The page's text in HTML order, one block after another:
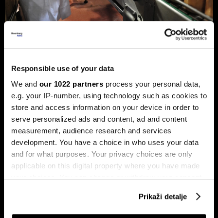
Responsible use of your data
We and our 1022 partners process your personal data,
e.g. your IP-number, using technology such as cookies to
store and access information on your device in order to
serve personalized ads and content, ad and content
measurement, audience research and services
development. You have a choice in who uses your data
and for what purposes. Your privacy choices are only
applicable on this digital property where you have made
your choices. You can change or withdraw your consent
Prikaži detalje
Privreda FBiH povećala dobit za 12,3
dvostruko brže
Analiza je predstavljena na zajedničkom sastanku FIA-e i
Udruženja poslodavaca Federacije BiH, gdje je istaknuto da
privatni sektor ostaje ključni nosilac ekonomskog rasta.
Od ukupno 28.634 privredna društva u Federaciji, čak 98,6
posto čine privatne kompanije, koje ostvaruju 90 posto
ukupnih prihoda i 95 posto ukupne dobiti.